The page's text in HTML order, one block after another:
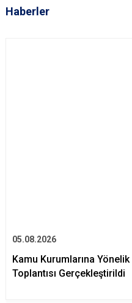
Haberler
05.08.2026
Kamu Kurumlarına Yönelik
Toplantısı Gerçekleştirildi